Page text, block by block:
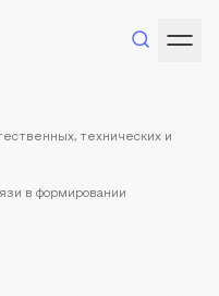
технических и
в формировании